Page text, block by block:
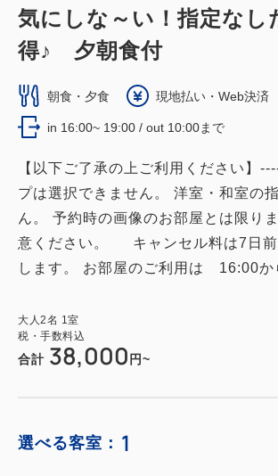
気にしな～い！指定なし
得♪ 夕朝食付
朝食・夕食 現地払い・Web決済
in 16:00~ 19:00 / out 10:00まで
【以下ご了承の上ご利用ください】
プは選択できません。 洋室・和室の
ん。 予約時の画像のお部屋とは限り
意ください。 キャンセル料は7日前
します。 お部屋のご利用は 16:00か
大人2名 1室
税・手数料込
合計 38,000 円~
選べる客室： 1